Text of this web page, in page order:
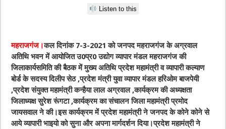
Listen to this
महराजगंज।कल दिनांक 7-3-2021 को जनपद महराजगंज के अग्रवाल
अतिथि भवन में आयोजित उ0प्र0 उद्योग व्यापार मंडल महराजगंज की
जिलाकार्यसमिति की बैठक में मुख्य अतिथि प्रदेश महामंत्री व व्यापारी कल्याण
बोर्ड के सदस्य दिलीप सेठ ,प्रदेश मंत्री युवा व्यापार मंडल हरिओम बाजपेयी
,प्रदेश संयुक्त महामंत्री कन्हैया लाल अग्रवाल ,कार्यक्रम की अध्यक्षता
जिलाध्यक्ष सुरेश रूंगटा ,कार्यक्रम का संचालन जिला महामंत्री प्रमोद
जायसवाल ने की।इस कार्यक्रम में प्रदेश महामंत्री ने जनपद के कोने कोने से
आये व्यापारी भाइयो को सुना और अपना मार्गदर्शन दिया।प्रदेश महामंत्री ने